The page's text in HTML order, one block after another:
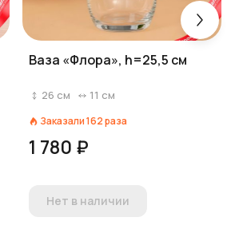
Ваза «Флора», h=25,5 см
26 см 11 см
Заказали162раза
1 780 ₽
Нет в наличии